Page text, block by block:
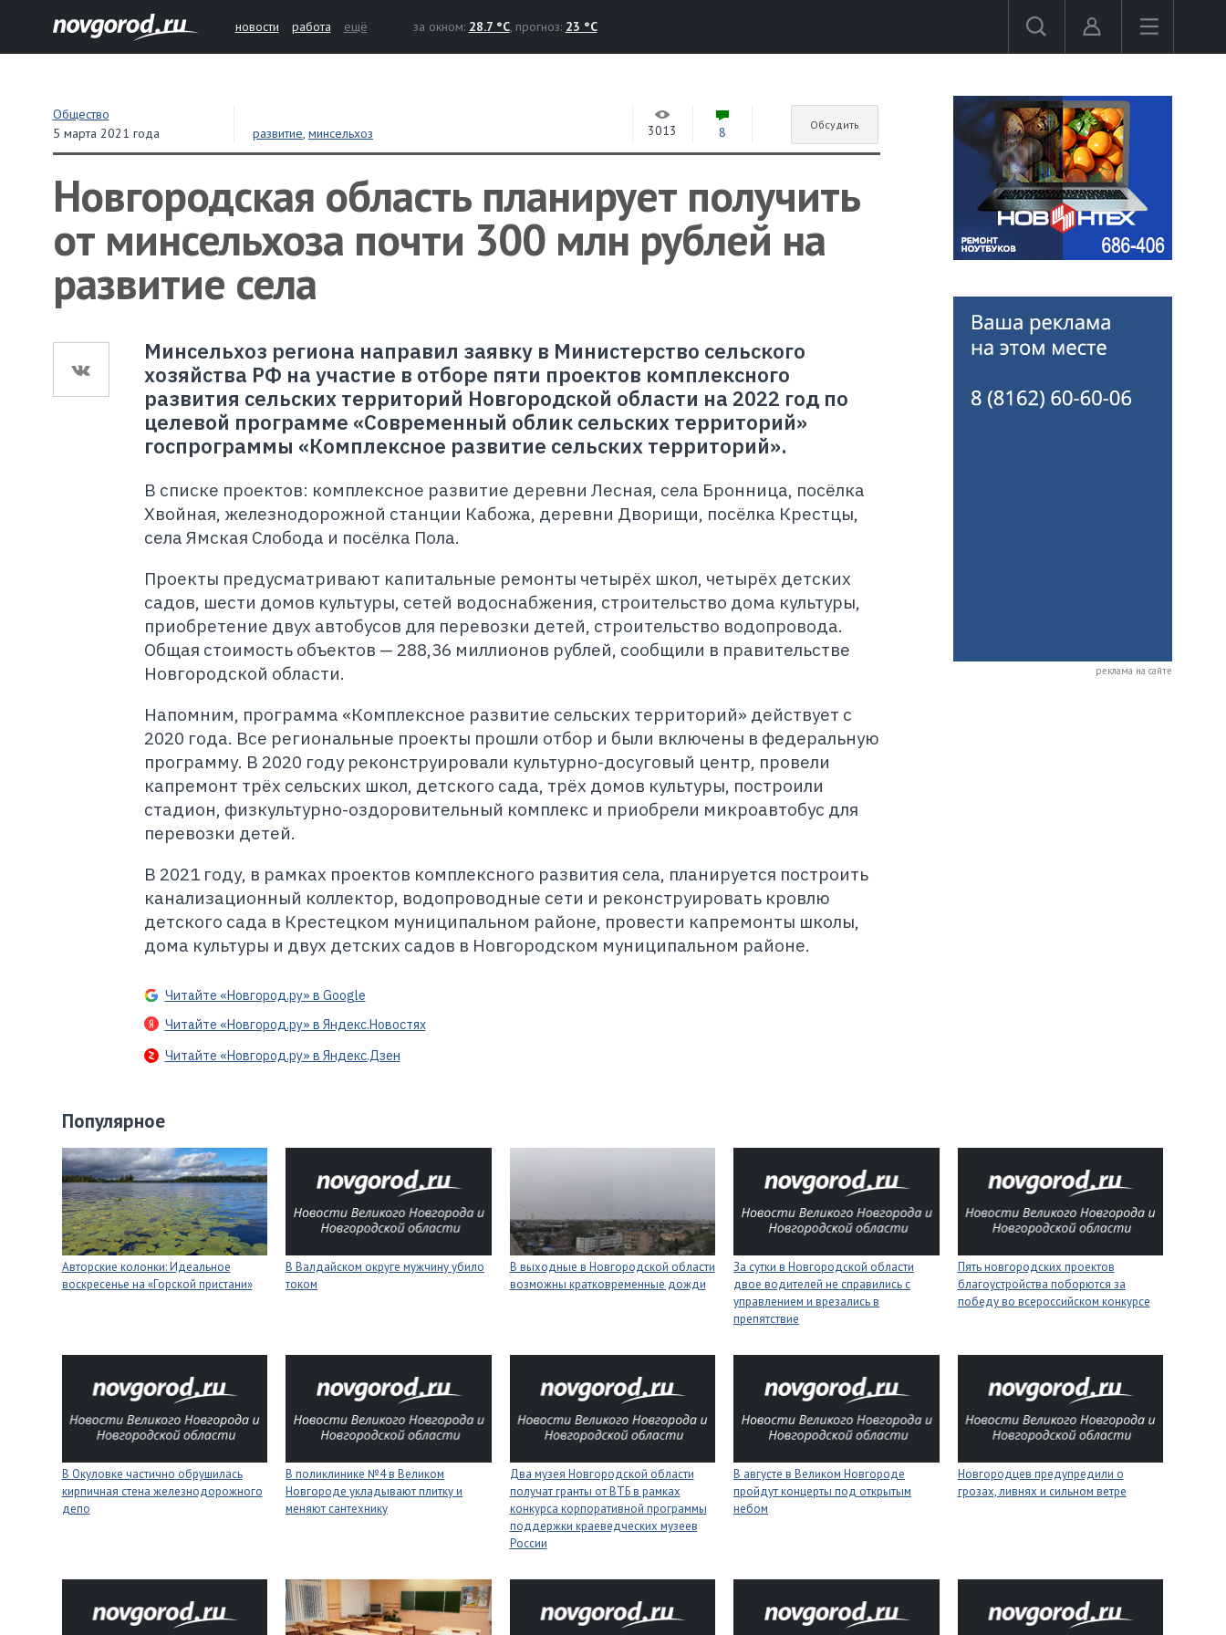
новости работа ещё за окном: 28.7 °C, прогноз: 23 °C
Общество
5 марта 2021 года
развитие,минсельхоз 3013 8 Обсудить
Новгородская область планирует получить
от минсельхоза почти 300 млн рублей на
развитие села
Минсельхоз региона направил заявку в Министерство сельского
хозяйства РФ на участие в отборе пяти проектов комплексного
развития сельских территорий Новгородской области на 2022 год по
целевой программе «Современный облик сельских территорий»
госпрограммы «Комплексное развитие сельских территорий».
В списке проектов: комплексное развитие деревни Лесная, села Бронница, посёлка
Хвойная, железнодорожной станции Кабожа, деревни Дворищи, посёлка Крестцы,
села Ямская Слобода и посёлка Пола.
Проекты предусматривают капитальные ремонты четырёх школ, четырёх детских
садов, шести домов культуры, сетей водоснабжения, строительство дома культуры,
приобретение двух автобусов для перевозки детей, строительство водопровода.
Общая стоимость объектов — 288,36 миллионов рублей, сообщили в правительстве
Новгородской области.
Напомним, программа «Комплексное развитие сельских территорий» действует с
2020 года. Все региональные проекты прошли отбор и были включены в федеральную
программу. В 2020 году реконструировали культурно-досуговый центр, провели
капремонт трёх сельских школ, детского сада, трёх домов культуры, построили
стадион, физкультурно-оздоровительный комплекс и приобрели микроавтобус для
перевозки детей.
В 2021 году, в рамках проектов комплексного развития села, планируется построить
канализационный коллектор, водопроводные сети и реконструировать кровлю
детского сада в Крестецком муниципальном районе, провести капремонты школы,
дома культуры и двух детских садов в Новгородском муниципальном районе.
Читайте «Новгород.ру» в Google
Читайте «Новгород.ру» в Яндекс.Новостях
Читайте «Новгород.ру» в Яндекс.Дзен
реклама на сайте
Популярное
Авторские колонки: Идеальное
воскресенье на «Горской пристани»
В Валдайском округе мужчину убило
током
В выходные в Новгородской области
возможны кратковременные дожди
За сутки в Новгородской области
двое водителей не справились с
управлением и врезались в
препятствие
Пять новгородских проектов
благоустройства поборются за
победу во всероссийском конкурсе
В Окуловке частично обрушилась
кирпичная стена железнодорожного
депо
В поликлинике №4 в Великом
Новгороде укладывают плитку и
меняют сантехнику
Два музея Новгородской области
получат гранты от ВТБ в рамках
конкурса корпоративной программы
поддержки краеведческих музеев
России
В августе в Великом Новгороде
пройдут концерты под открытым
небом
Новгородцев предупредили о
грозах, ливнях и сильном ветре